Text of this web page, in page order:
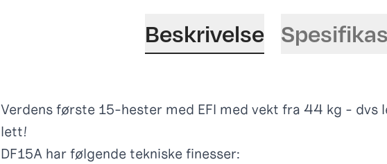
Beskrivelse
Verdens første 15-hester med EFI med vekt fra 44 kg - dvs
lett!
DF15A har følgende tekniske finesser: